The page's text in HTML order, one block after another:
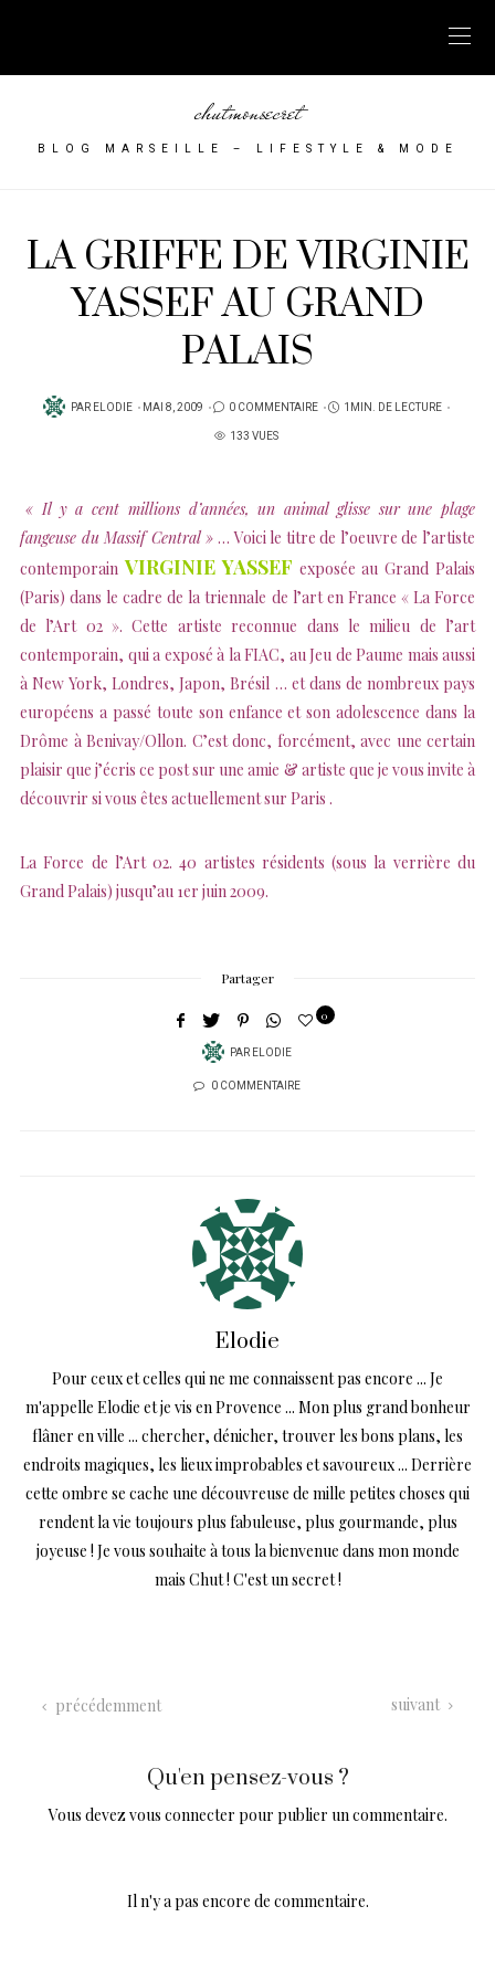
chutmonsecret
BLOG MARSEILLE – LIFESTYLE & MODE
LA GRIFFE DE VIRGINIE
YASSEF AU GRAND
PALAIS
PAR ELODIE
PUBLIÉ
MAI 8, 2009 0 COMMENTAIRE
1MIN. DE LECTURE
133 VUES
« Il y a cent millions d’années, un animal glisse sur une plage
fangeuse du Massif Central » … Voici le titre de l’oeuvre de l’artiste
contemporainVIRGINIE YASSEF exposée au Grand Palais
(Paris) dans le cadre de la triennale de l’art en France « La Force
de l’Art 02 ». Cette artiste reconnue dans le milieu de l’art
contemporain, qui a exposé à la FIAC, au Jeu de Paume mais aussi
à New York, Londres, Japon, Brésil … et dans de nombreux pays
européens a passé toute son enfance et son adolescence dans la
Drôme à Benivay/Ollon. C’est donc, forcément, avec une certain
plaisir que j’écris ce post sur une amie & artiste que je vous invite à
découvrir si vous êtes actuellement sur Paris .
La Force de l’Art 02. 40 artistes résidents (sous la verrière du
Grand Palais) jusqu’au 1er juin 2009.
Partager
PAR ELODIE
0
0 COMMENTAIRE
Elodie
Pour ceux et celles qui ne me connaissent pas encore ... Je
m'appelle Elodie et je vis en Provence ... Mon plus grand bonheur
flâner en ville ... chercher, dénicher, trouver les bons plans, les
endroits magiques, les lieux improbables et savoureux ... Derrière
cette ombre se cache une découvreuse de mille petites choses qui
rendent la vie toujours plus fabuleuse, plus gourmande, plus
joyeuse ! Je vous souhaite à tous la bienvenue dans mon monde
mais Chut ! C'est un secret !
précédemment suivant
Qu'en pensez-vous ?
Vous devezvous connecter pour publier un commentaire.
Il n'y a pas encore de commentaire.